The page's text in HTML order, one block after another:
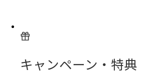
キャンペーン・特典